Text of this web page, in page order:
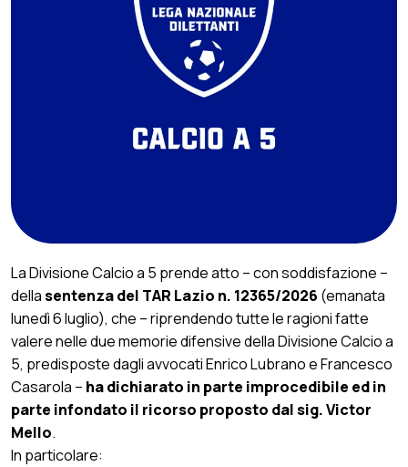
La Divisione Calcio a 5 prende atto – con soddisfazione –
dellasentenza del TAR Lazio n. 12365/2026 (emanata
lunedì 6 luglio), che – riprendendo tutte le ragioni fatte
valere nelle due memorie difensive della Divisione Calcio a
5, predisposte dagli avvocati Enrico Lubrano e Francesco
Casarola – ha dichiarato in parte improcedibile ed in
parte infondato il ricorso proposto dal sig. Victor
Mello.
In particolare: